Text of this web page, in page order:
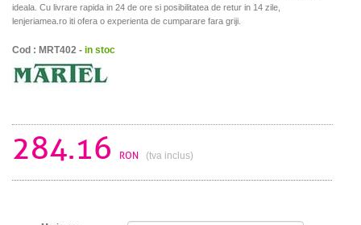
ideala. Cu livrare rapida in 24 de ore si posibilitatea de retur in 14 zile,
lenjeriamea.ro iti ofera o experienta de cumparare fara griji.
Cod : MRT402 - in stoc
284.16 RON (tva inclus)